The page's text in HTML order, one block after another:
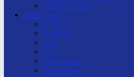
Hallenordnung
Ergebnisse
U10/U12
U13/U15
U18
U21
Erwachsene
Bundesliga